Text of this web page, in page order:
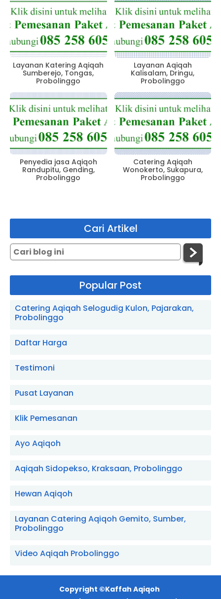
Layanan Katering Aqiqah
Sumberejo, Tongas,
Probolinggo
Layanan Aqiqah
Kalisalam, Dringu,
Probolinggo
Penyedia jasa Aqiqoh
Randupitu, Gending,
Probolinggo
Catering Aqiqah
Wonokerto, Sukapura,
Probolinggo
Cari Artikel
Popular Post
Catering Aqiqah Selogudig Kulon, Pajarakan,
Probolinggo
Daftar Harga
Testimoni
Pusat Layanan
Klik Pemesanan
Ayo Aqiqoh
Aqiqah Sidopekso, Kraksaan, Probolinggo
Hewan Aqiqoh
Layanan Catering Aqiqoh Gemito, Sumber,
Probolinggo
Video Aqiqah Probolinggo
Copyright ©Kaffah Aqiqoh